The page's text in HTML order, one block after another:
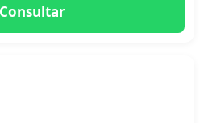
Consultar